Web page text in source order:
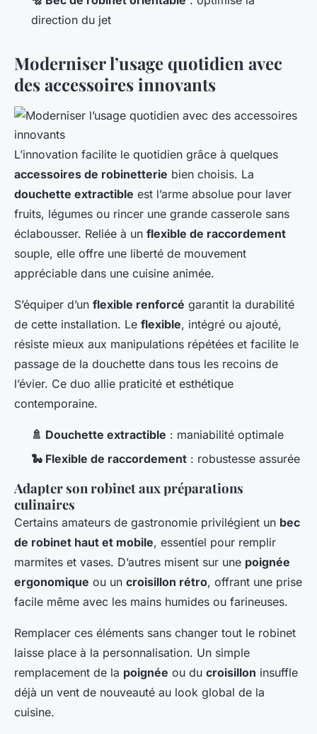
direction du jet
Moderniser l’usage quotidien avec
des accessoires innovants
L’innovation facilite le quotidien grâce à quelques
accessoires de robinetterie bien choisis. La
douchette extractible est l’arme absolue pour laver
fruits, légumes ou rincer une grande casserole sans
éclabousser. Reliée à un flexible de raccordement
souple, elle offre une liberté de mouvement
appréciable dans une cuisine animée.
S’équiper d’un flexible renforcé garantit la durabilité
de cette installation. Le flexible, intégré ou ajouté,
résiste mieux aux manipulations répétées et facilite le
passage de la douchette dans tous les recoins de
l’évier. Ce duo allie praticité et esthétique
contemporaine.
🚿 Douchette extractible : maniabilité optimale
🐍 Flexible de raccordement : robustesse assurée
Adapter son robinet aux préparations
culinaires
Certains amateurs de gastronomie privilégient un bec
de robinet haut et mobile, essentiel pour remplir
marmites et vases. D’autres misent sur une poignée
ergonomique ou un croisillon rétro, offrant une prise
facile même avec les mains humides ou farineuses.
Remplacer ces éléments sans changer tout le robinet
laisse place à la personnalisation. Un simple
remplacement de la poignée ou du croisillon insuffle
déjà un vent de nouveauté au look global de la
cuisine.